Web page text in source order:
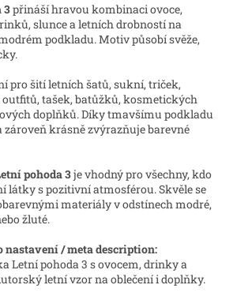
3přináší hravou kombinaci ovoce,
slunce a letních drobností na
podkladu. Motiv působí svěže,
pro šití letních šatů, sukní, triček,
tašek, batůžků, kosmetických
doplňků. Díky tmavšímu podkladu
krásně zvýrazňuje barevné
pohoda 3je vhodný pro všechny, kdo
látky s pozitivní atmosférou. Skvěle se
materiály v odstínech modré,
žluté.
nastavení / meta description:
Letní pohoda 3 s ovocem, drinky a
letní vzor na oblečení i doplňky.